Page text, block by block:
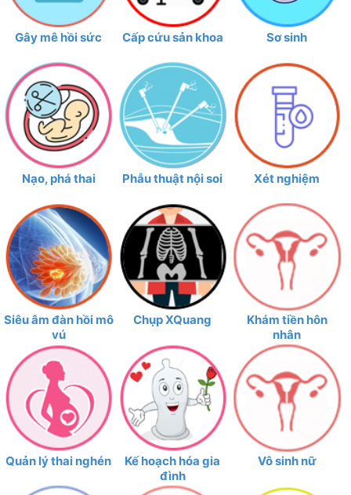
Gây mê hồi sức Cấp cứu sản khoa Sơ sinh
Nạo, phá thai Phẫu thuật nội soi Xét nghiệm
Siêu âm đàn hồi mô
vú
Chụp XQuang
Khám tiền hôn
nhân
Quản lý thai nghén
Kế hoạch hóa gia
đình
Vô sinh nữ